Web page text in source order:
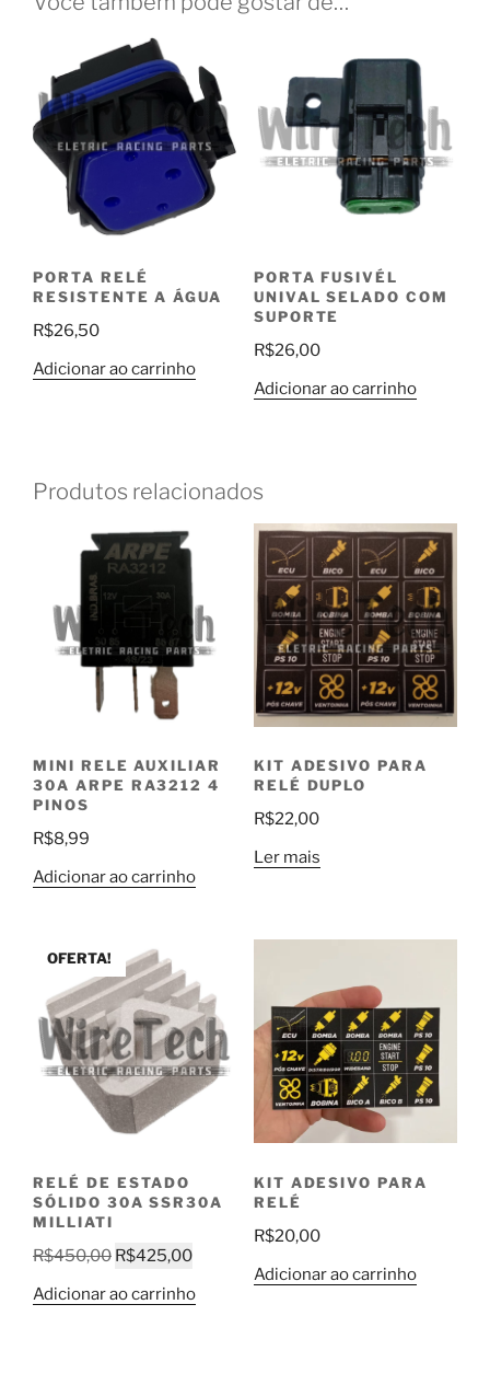
PORTA RELÉ
RESISTENTE A ÁGUA
R$26,50
Adicionar ao carrinho
PORTA FUSIVÉL
UNIVAL SELADO COM
SUPORTE
R$26,00
Adicionar ao carrinho
Produtos relacionados
MINI RELE AUXILIAR
30A ARPE RA3212 4
PINOS
R$8,99
Adicionar ao carrinho
KIT ADESIVO PARA
RELÉ DUPLO
R$22,00
Ler mais
OFERTA!
RELÉ DE ESTADO
SÓLIDO 30A SSR30A
MILLIATI
R$450,00 O
original
R$425,00O
atual
Adicionar ao carrinho
KIT ADESIVO PARA
RELÉ
R$20,00
Adicionar ao carrinho